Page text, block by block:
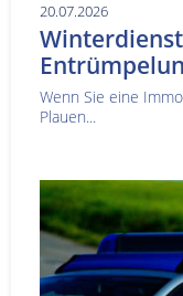
20.07.2026
Wenn Sie eine
Plauen...